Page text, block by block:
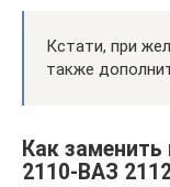
Кстати, при
также
Как
2110-ВАЗ